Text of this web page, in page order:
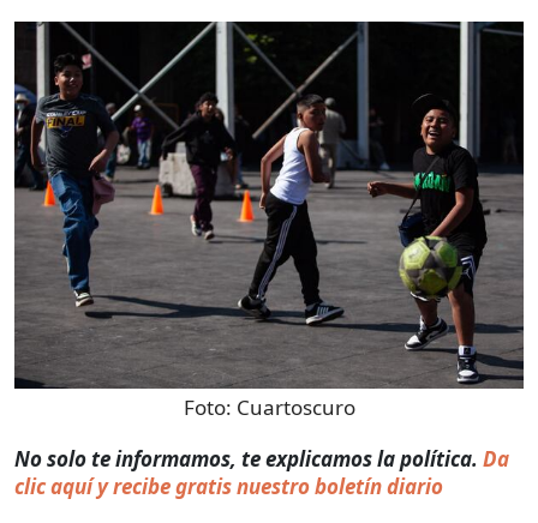
Foto: Cuartoscuro
No solo te informamos, te explicamos la política. Da
clic aquí y recibe gratis nuestro boletín diario